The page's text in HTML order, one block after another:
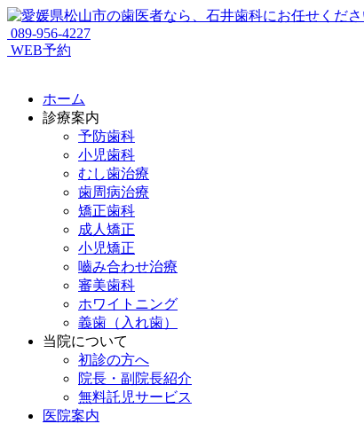
089-956-4227
WEB予約
ホーム
診療案内
予防歯科
小児歯科
むし歯治療
歯周病治療
矯正歯科
成人矯正
小児矯正
嚙み合わせ治療
審美歯科
ホワイトニング
義歯（入れ歯）
当院について
初診の方へ
院長・副院長紹介
無料託児サービス
医院案内